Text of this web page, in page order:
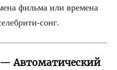
филь­ма или вре­ме­на
сонг.
Автоматический